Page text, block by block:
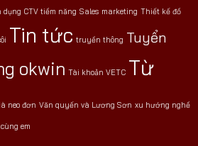
CTV tiềm năng Sales marketing Thiết kế đồ
Tin tức truyền thông Tuyển
okwin Tài khoản VETC Từ
neo đơn Văn quyến và Lương Sơn xu hướng nghề
em